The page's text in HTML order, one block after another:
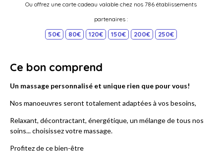
Ou offrez une carte cadeau valable chez nos 786 établissements
partenaires :
50€ 80€ 120€ 150€ 200€ 250€
Ce bon comprend
Un massage personnalisé et unique rien que pour vous!
Nos manoeuvres seront totalement adaptées à vos besoins,
Relaxant, décontractant, énergétique, un mélange de tous nos
soins... choisissez votre massage.
Profitez de ce bien-être